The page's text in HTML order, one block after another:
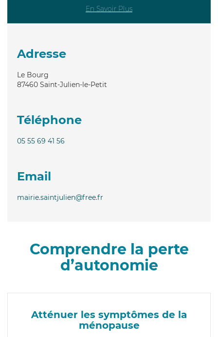
En Savoir Plus
Adresse
Le Bourg
87460 Saint-Julien-le-Petit
Téléphone
05 55 69 41 56
Email
mairie.saintjulien@free.fr
Comprendre la perte
d’autonomie
Atténuer les symptômes de la
ménopause